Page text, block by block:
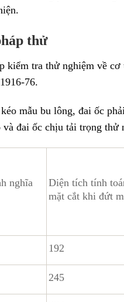
thử
kiểm tra thử nghiệm về
76.
mẫu bu lông, đai ốc
đai ốc chịu tải trọng thử
nghĩa
Diện tích tính
mặt cắt khi đứt
192
245